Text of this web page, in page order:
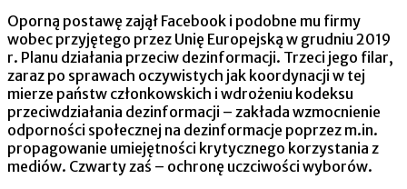
Oporną postawę zajął Facebook i podobne mu firmy
wobec przyjętego przez Unię Europejską w grudniu 2019
r. Planu działania przeciw dezinformacji. Trzeci jego filar,
zaraz po sprawach oczywistych jak koordynacji w tej
mierze państw członkowskich i wdrożeniu kodeksu
przeciwdziałania dezinformacji – zakłada wzmocnienie
odporności społecznej na dezinformacje poprzez m.in.
propagowanie umiejętności krytycznego korzystania z
mediów. Czwarty zaś – ochronę uczciwości wyborów.